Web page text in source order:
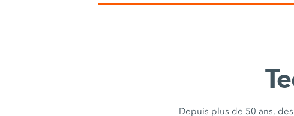
Depuis plus de 50 ans,